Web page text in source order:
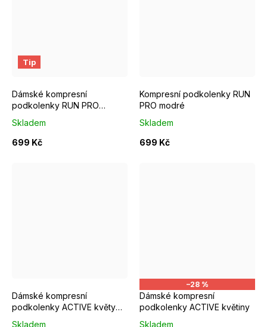
Tip
Dámské kompresní
podkolenky RUN PRO
Skladem
699 Kč
S/M EUR 37-39
Kompresní podkolenky RUN
PRO modré
Skladem
699 Kč
Dámské kompresní
podkolenky ACTIVE květy
Skladem
–28 %
Dámské kompresní
podkolenky ACTIVE květiny
Skladem